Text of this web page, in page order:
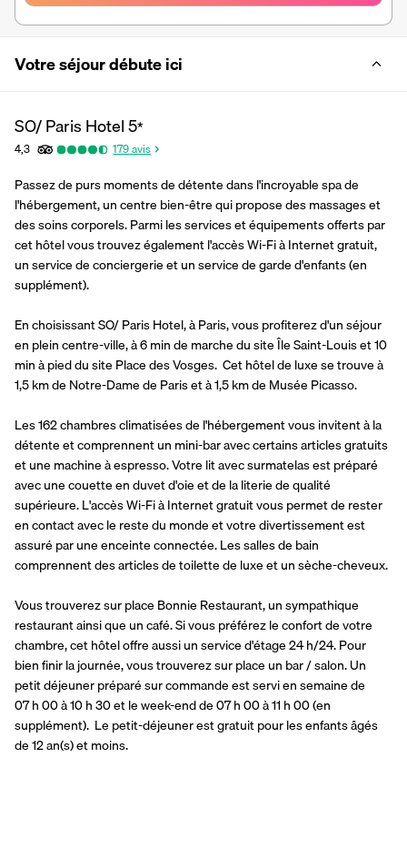
Votre séjour débute ici
SO/ Paris Hotel5*
4,3 179avis
Passez de purs moments de détente dans l'incroyable spa de
l'hébergement, un centre bien-être qui propose des massages et
des soins corporels. Parmi les services et équipements offerts par
cet hôtel vous trouvez également l'accès Wi-Fi à Internet gratuit,
un service de conciergerie et un service de garde d'enfants (en
supplément).
En choisissant SO/ Paris Hotel, à Paris, vous profiterez d'un séjour
en plein centre-ville, à 6 min de marche du site Île Saint-Louis et 10
min à pied du site Place des Vosges.  Cet hôtel de luxe se trouve à
1,5 km de Notre-Dame de Paris et à 1,5 km de Musée Picasso.
Les 162 chambres climatisées de l'hébergement vous invitent à la
détente et comprennent un mini-bar avec certains articles gratuits
et une machine à espresso. Votre lit avec surmatelas est préparé
avec une couette en duvet d'oie et de la literie de qualité
supérieure. L'accès Wi-Fi à Internet gratuit vous permet de rester
en contact avec le reste du monde et votre divertissement est
assuré par une enceinte connectée. Les salles de bain
comprennent des articles de toilette de luxe et un sèche-cheveux.
Vous trouverez sur place Bonnie Restaurant, un sympathique
restaurant ainsi que un café. Si vous préférez le confort de votre
chambre, cet hôtel offre aussi un service d'étage 24 h/24. Pour
bien finir la journée, vous trouverez sur place un bar / salon. Un
petit déjeuner préparé sur commande est servi en semaine de
07 h 00 à 10 h 30 et le week-end de 07 h 00 à 11 h 00 (en
supplément).  Le petit-déjeuner est gratuit pour les enfants âgés
de 12 an(s) et moins.